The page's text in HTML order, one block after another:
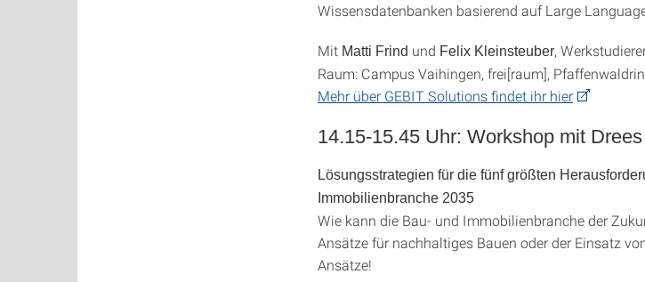
Wissensdatenbanken basierend auf Large
Mit Matti Frind und Felix Kleinsteuber,
Raum: Campus Vaihingen, frei[raum],
Mehr über GEBIT Solutions findet ihr hier
14.15-15.45 Uhr: Workshop mit
Lösungsstrategien für die fünf größten
Immobilienbranche 2035
Wie kann die Bau- und Immobilienbranche der
Ansätze für nachhaltiges Bauen oder der Einsatz
Ansätze!